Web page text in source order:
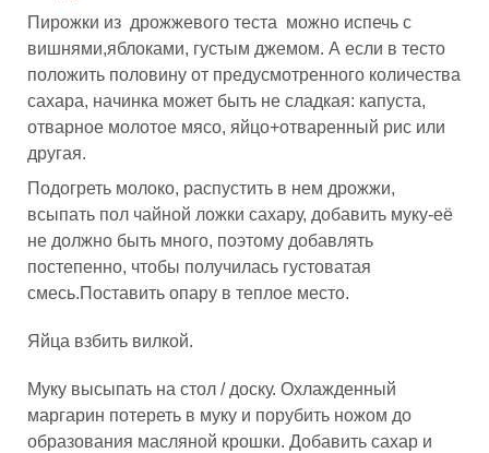
Пирожки из дрожжевого теста можно испечь с
вишнями,яблоками, густым джемом. А если в тесто
положить половину от предусмотренного количества
сахара, начинка может быть не сладкая: капуста,
отварное молотое мясо, яйцо+отваренный рис или
другая.
Подогреть молоко, распустить в нем дрожжи,
всыпать пол чайной ложки сахару, добавить муку-её
не должно быть много, поэтому добавлять
постепенно, чтобы получилась густоватая
смесь.Поставить опару в теплое место.
Яйца взбить вилкой.
Муку высыпать на стол / доску. Охлажденный
маргарин потереть в муку и порубить ножом до
образования масляной крошки. Добавить сахар и